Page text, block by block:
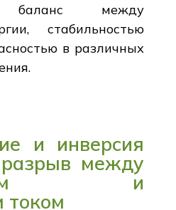
баланс между
стабильностью
в различных
и инверсия
между
и
током